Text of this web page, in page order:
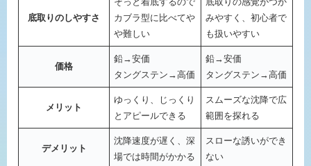
底取りのしやすさ
カブラ型に比べてや
や難しい
みやすく、初心者で
も扱いやすい
価格
鉛→安価
タングステン→高価
鉛→安価
タングステン→高価
メリット
ゆっくり、じっくり
とアピールできる
スムーズな沈降で広
範囲を探れる
デメリット
沈降速度が遅く、深
場では時間がかかる
スローな誘いができ
ない